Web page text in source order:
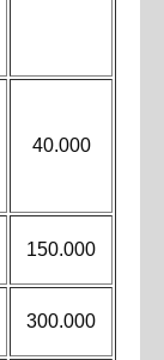
40.000
150.000
300.000